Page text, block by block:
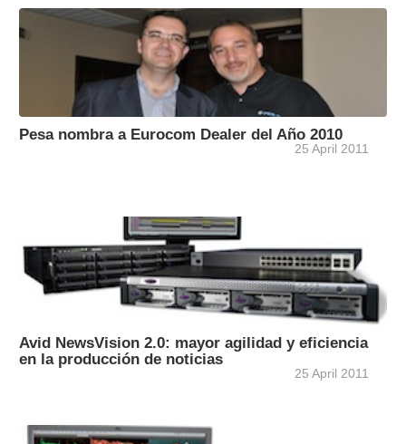
Pesa nombra a Eurocom Dealer del Año 2010
25 April 2011
Avid NewsVision 2.0: mayor agilidad y eficiencia
en la producción de noticias
25 April 2011